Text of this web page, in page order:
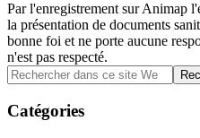
Par l'enregistrement sur Animap
la présentation de documents
bonne foi et ne porte aucune
n'est pas respecté.
Barre
latérale
principale
Rechercher
dans
ce
site
Catégories